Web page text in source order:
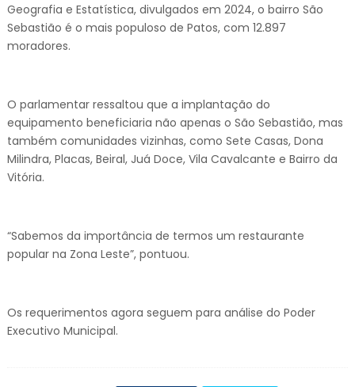
Geografia e Estatística, divulgados em 2024, o bairro São
Sebastião é o mais populoso de Patos, com 12.897
moradores.
O parlamentar ressaltou que a implantação do
equipamento beneficiaria não apenas o São Sebastião, mas
também comunidades vizinhas, como Sete Casas, Dona
Milindra, Placas, Beiral, Juá Doce, Vila Cavalcante e Bairro da
Vitória.
“Sabemos da importância de termos um restaurante
popular na Zona Leste”, pontuou.
Os requerimentos agora seguem para análise do Poder
Executivo Municipal.